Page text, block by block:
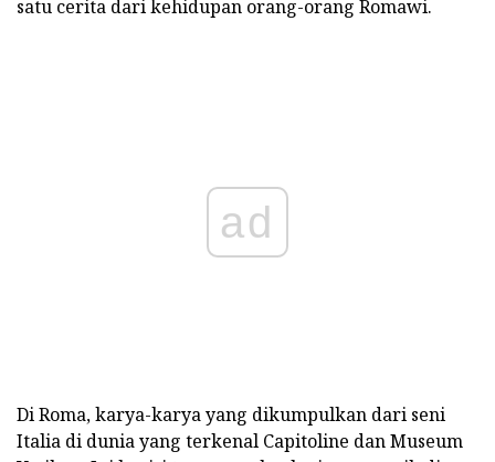
satu cerita dari kehidupan orang-orang Romawi.
ad
Di Roma, karya-karya yang dikumpulkan dari seni
Italia di dunia yang terkenal Capitoline dan Museum